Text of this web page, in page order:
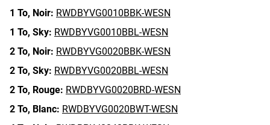
1 To, Noir: RWDBYVG0010BBK-WESN
1 To, Sky: RWDBYVG0010BBL-WESN
2 To, Noir: RWDBYVG0020BBK-WESN
2 To, Sky: RWDBYVG0020BBL-WESN
2 To, Rouge: RWDBYVG0020BRD-WESN
2 To, Blanc: RWDBYVG0020BWT-WESN